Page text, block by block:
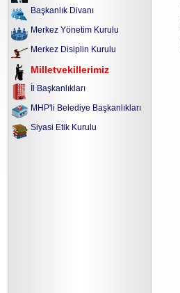
Başkanlık Divanı
Merkez Yönetim Kurulu
Merkez Disiplin Kurulu
Milletvekillerimiz
İl Başkanlıkları
MHP'li Belediye Başkanlıkları
Siyasi Etik Kurulu